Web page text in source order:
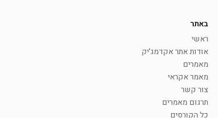
באתר
ראשי
אודות אתר אקדמג'יק
מאמרים
מאמר אקראי
צור קשר
תרגום מאמרים
כל הקורסים